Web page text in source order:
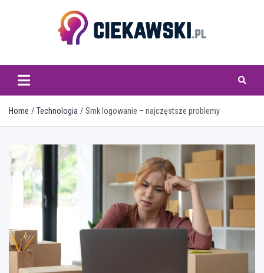
ciekawski.pl
Home Technologia Smk logowanie – najczęstsze problemy